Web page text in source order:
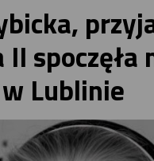
II spoczęła
Lublinie